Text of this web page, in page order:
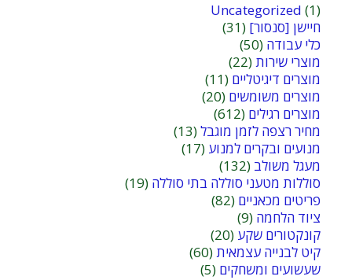
Uncategorized (1)
חיישן [סנסור] (31)
כלי עבודה (50)
מוצרי שירות(22)
מוצרים דיגיטליים (11)
מוצרים משומשים (20)
מוצרים רגילים (612)
מחיר רצפה לזמן מוגבל(13)
מנועים ובקרים למנוע (17)
מעגל משולב (132)
סוללות מטעני סוללה בתי סוללה (19)
פריטים מכאניים (82)
ציוד הלחמה (9)
קונקטורים שקע (20)
קיט לבנייה עצמאית(60)
שעשועים ומשחקים (5)